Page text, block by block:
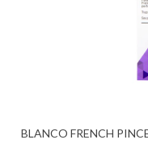
BLANCO FRENCH